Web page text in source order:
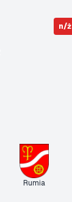
n/ż
Rumia